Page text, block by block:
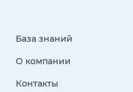
База знаний
О компании
Контакты